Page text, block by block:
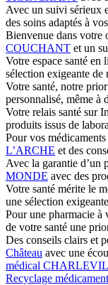
Avec un suivi sérieux
des soins adaptés à
Bienvenue dans votre
COUCHANT et un
Votre espace santé en
sélection exigeante de
Votre santé, notre
personnalisé, même à
Votre relais santé sur
produits issus de
Pour vos
L’ARCHE et des
Avec la garantie d’un
MONDE avec des
Votre santé mérite le
une sélection
Pour une pharmacie à
de votre santé une
Des conseils clairs et
Château avec une
médical
Recyclage